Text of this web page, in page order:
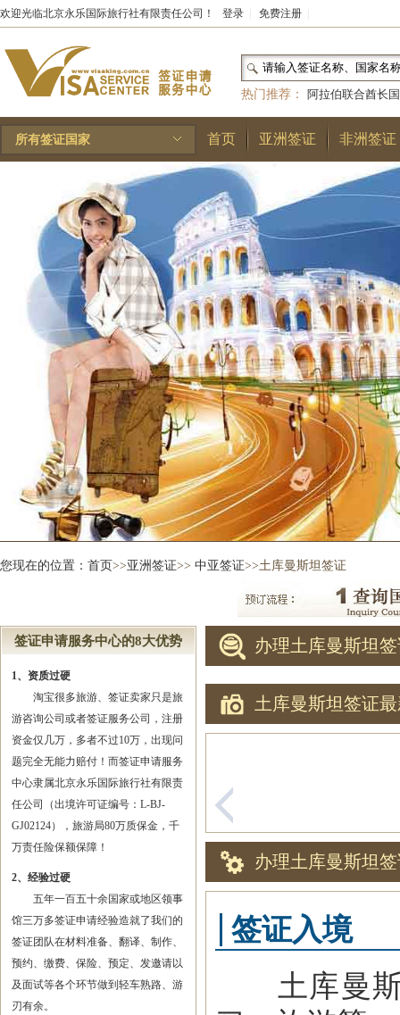
欢迎光临北京永乐国际旅行社有限责任公司！ 登录 免费注册
热门推荐：
阿拉伯联合酋长国
和国|布基纳法索|巴勒斯坦
林王国|安道尔公国|
所有签证国家 首页 亚洲签证 非洲签证
您现在的位置： 首页>>亚洲签证>> 中亚签证>>土库曼斯坦签证
签证申请服务中心的8大优势
1、资质过硬
淘宝很多旅游、签证卖家只是旅
游咨询公司或者签证服务公司，注册
资金仅几万，多者不过10万，出现问
题完全无能力赔付！而签证申请服务
中心隶属北京永乐国际旅行社有限责
任公司（出境许可证编号：L-BJ-
GJ02124），旅游局80万质保金，千
万责任险保额保障！
2、经验过硬
五年一百五十余国家或地区领事
馆三万多签证申请经验造就了我们的
签证团队在材料准备、翻译、制作、
预约、缴费、保险、预定、发邀请以
及面试等各个环节做到轻车熟路、游
刃有余。
办理土库曼斯坦
土库曼斯坦签证
办理土库曼斯坦
签证入境
土库曼斯